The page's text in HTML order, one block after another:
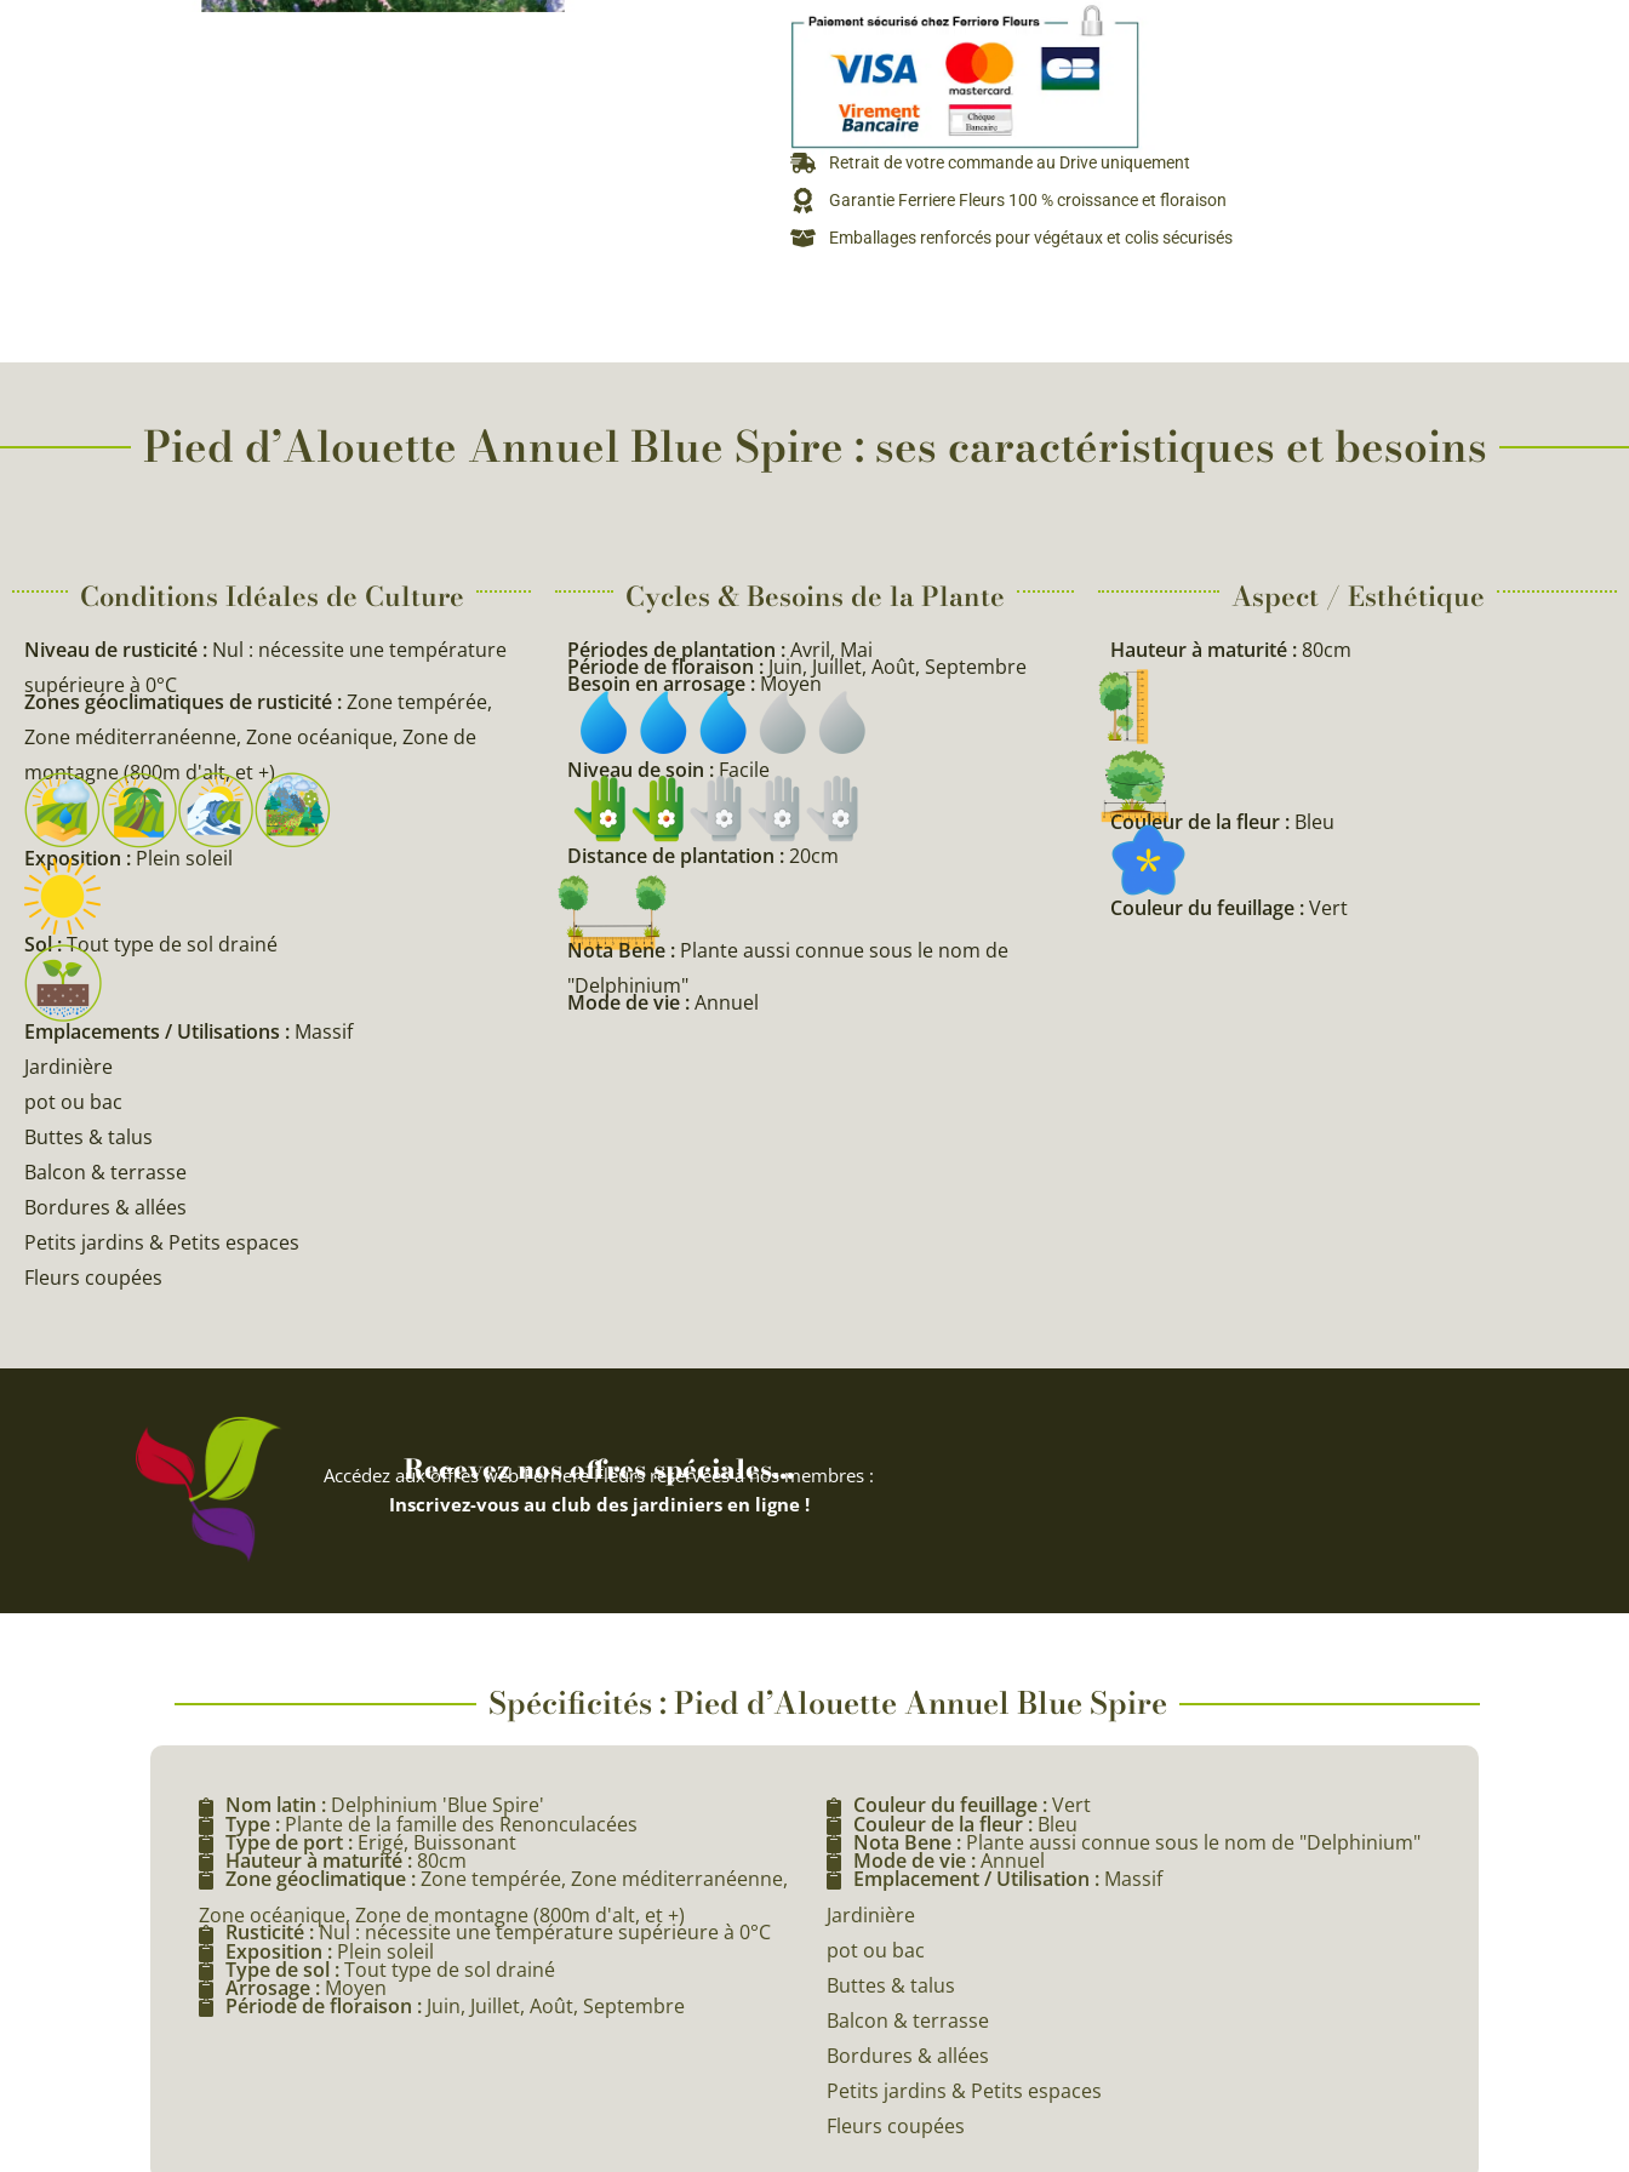
Semences & Graines Spéciales Fraîcheur
d’Antan
Bulbes de fleurs de A à Z
Bulbes du Potager
Retrait de votre commande au Drive uniquement
Garantie Ferriere Fleurs 100 % croissance et floraison
Emballages renforcés pour végétaux et colis sécurisés
Pied d’Alouette Annuel Blue Spire : ses caractéristiques et besoins
Conditions Idéales de Culture
Niveau de rusticité : Nul : nécessite une température
supérieure à 0°C
Zones géoclimatiques de rusticité :Zone tempérée,
Zone méditerranéenne, Zone océanique, Zone de
montagne (800m d'alt, et +)
Exposition : Plein soleil
Sol :Tout type de sol drainé
Emplacements / Utilisations : Massif
Jardinière
pot ou bac
Buttes & talus
Balcon & terrasse
Bordures & allées
Petits jardins & Petits espaces
Fleurs coupées
Cycles & Besoins de la Plante​
Périodes de plantation :Avril, Mai
Période de floraison : Juin, Juillet, Août, Septembre
Besoin en arrosage : Moyen
Niveau de soin :Facile
Distance de plantation :20cm
Nota Bene : Plante aussi connue sous le nom de
"Delphinium"
Mode de vie :Annuel
Aspect / Esthétique
Hauteur à maturité :80cm
Couleur de la fleur : Bleu
Couleur du feuillage :Vert
Recevez nos offres spéciales...
Accédez aux offres web Ferriere Fleurs réservées à nos membres :
Inscrivez-vous au club des jardiniers en ligne !
Spécificités : Pied d’Alouette Annuel Blue Spire
Nom latin : Delphinium 'Blue Spire'
Type : Plante de la famille des Renonculacées
Type de port : Erigé, Buissonant
Hauteur à maturité :80cm
Zone géoclimatique :Zone tempérée, Zone méditerranéenne,
Zone océanique, Zone de montagne (800m d'alt, et +)
Rusticité :Nul : nécessite une température supérieure à 0°C
Exposition : Plein soleil
Type de sol :Tout type de sol drainé
Arrosage : Moyen
Période de floraison : Juin, Juillet, Août, Septembre
Couleur du feuillage :Vert
Couleur de la fleur : Bleu
Nota Bene : Plante aussi connue sous le nom de "Delphinium"
Mode de vie :Annuel
Emplacement / Utilisation : Massif
Jardinière
pot ou bac
Buttes & talus
Balcon & terrasse
Bordures & allées
Petits jardins & Petits espaces
Fleurs coupées